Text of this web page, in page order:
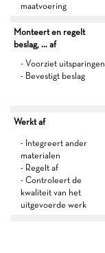
maatvoering
Monteert en regelt
beslag, ... af
- Voorziet uitsparingen
- Bevestigt beslag
Werkt af
- Integreert ander
materialen
- Regelt af
- Controleert de
kwaliteit van het
uitgevoerde werk